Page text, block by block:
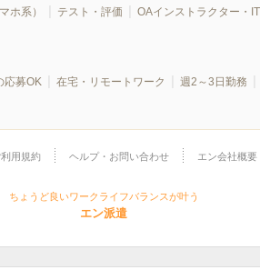
ホ系） テスト・評価 OAインストラクター・
応募OK 在宅・リモートワーク 週2～3日勤務
利用規約 ヘルプ・お問い合わせ エン会社概要
ちょうど良いワークライフバランスが叶う
エン派遣